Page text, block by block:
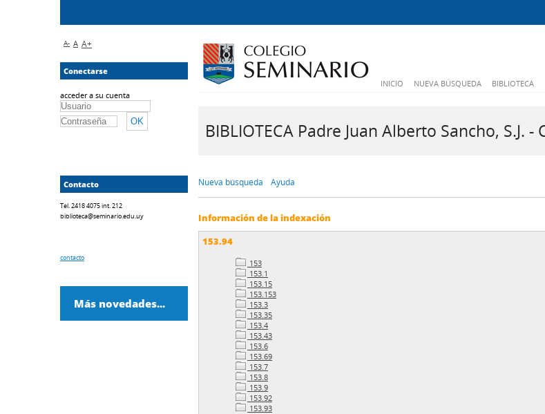
INICIO NUEVA BÚSQUEDA BIBLIOTECA
BIBLIOTECA Padre Juan Alberto Sancho, S.J.
Nueva búsqueda Ayuda
Información de la indexación
153.94
153
153.1
153.15
153.153
153.3
153.35
153.4
153.43
153.6
153.69
153.7
153.8
153.9
153.92
153.93
A- A A+
Conectarse
acceder a su cuenta
Contacto
Tel. 2418 4075 int. 212
biblioteca@seminario.edu.uy
contacto
Más novedades...